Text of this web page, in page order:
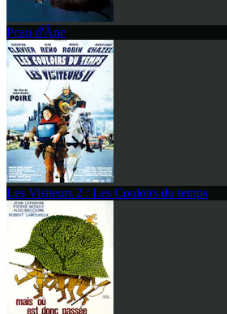
Peau d'Âne
Les Visiteurs 2 : Les Couloirs du temps